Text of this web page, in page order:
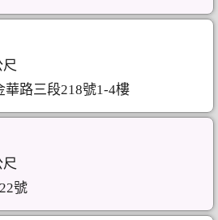
路三段218號1-4樓
號